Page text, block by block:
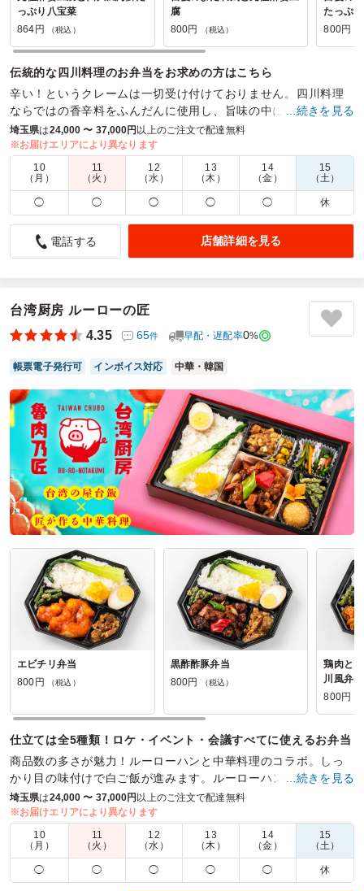
っぷり八宝菜
864円
（税込）
腐
800円
（税込）
たっぷ
800円
伝統的な四川料理のお弁当をお求めの方はこちら
辛い！というクレームは一切受け付けておりません。四川料理
ならではの香辛料をふんだんに使用し、旨味の中に辛味、辛味
の中に旨味を感じる料理をお弁当に致しました。
商品数： 24 締切日時： 1日前18:00 価格帯： 700円～972円
配達時間：
9:30～23:00
味良し！ボリューム良し！
4.0 有限会社ミヤビプランニングオフィス
ロケで使用しました！とても美味しくスタッフ全員満足しま
した！
ご利用シーン： ロケ・撮影›
埼玉県川口市坂下町
2026/03/11
…続きを見る
埼玉県は24,000 〜 37,000円 以上のご注文で配達無料
※お届けエリアにより異なります
10
（月）
11
（火）
12
（水）
13
（木）
14
（金）
15
（土）
◯ ◯ ◯ ◯ ◯ 休
電話する 店舗詳細を見る
台湾厨房 ルーローの匠
4.35
65件 早配・遅配率0%
帳票電子発行可 インボイス対応 中華・韓国
エビチリ弁当
800円
（税込）
黒酢酢豚弁当
800円
（税込）
鶏肉と
川風弁当
800円
仕立ては全5種類！ロケ・イベント・会議すべてに使えるお弁当
商品数の多さが魅力！ルーローハンと中華料理のコラボ。しっ
かり目の味付けで白ご飯が進みます。ルーローハンがすべての
お弁当に入っていて、どんな用途でも楽しめるお弁当です。
商品数： 38 締切日時： 1日前18:00 価格帯： 700円～2,500円
配達時間：
9:30～23:00
お弁当屋さんの社長から美味しいお弁当だね❣️どこの？と
…続きを見る
埼玉県は24,000 〜 37,000円以上のご注文で配達無料
※お届けエリアにより異なります
10
（月）
11
（火）
12
（水）
13
（木）
14
（金）
15
（土）
◯ ◯ ◯ ◯ ◯ 休